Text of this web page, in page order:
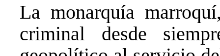
La monarquía
criminal desde